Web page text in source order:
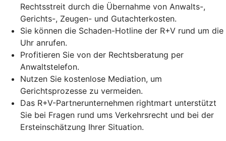
Rechtsstreit durch die Übernahme von Anwalts-,
Gerichts-, Zeugen- und Gutachterkosten.
Sie können die Schaden-Hotline der R+V rund um die
Uhr anrufen.
Profitieren Sie von der Rechtsberatung per
Anwaltstelefon.
Nutzen Sie kostenlose Mediation, um
Gerichtsprozesse zu vermeiden.
Das R+V-Partnerunternehmen rightmart unterstützt
Sie bei Fragen rund ums Verkehrsrecht und bei der
Ersteinschätzung Ihrer Situation.